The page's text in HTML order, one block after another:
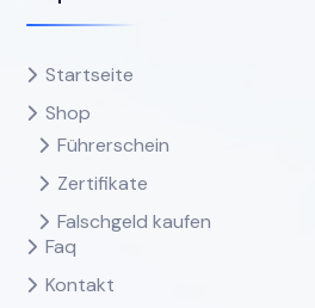
Startseite
Shop
Führerschein
Zertifikate
Falschgeld kaufen
Faq
Kontakt